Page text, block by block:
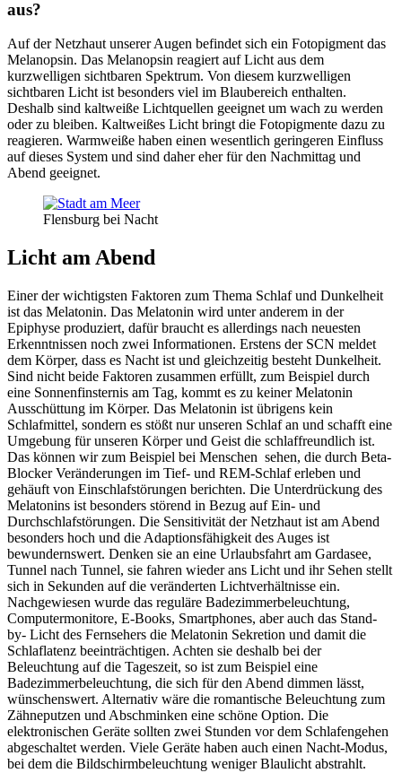
aus?
Auf der Netzhaut unserer Augen befindet sich ein Fotopigment das
Melanopsin. Das Melanopsin reagiert auf Licht aus dem
kurzwelligen sichtbaren Spektrum. Von diesem kurzwelligen
sichtbaren Licht ist besonders viel im Blaubereich enthalten.
Deshalb sind kaltweiße Lichtquellen geeignet um wach zu werden
oder zu bleiben. Kaltweißes Licht bringt die Fotopigmente dazu zu
reagieren. Warmweiße haben einen wesentlich geringeren Einfluss
auf dieses System und sind daher eher für den Nachmittag und
Abend geeignet.
Flensburg bei Nacht
Licht am Abend
Einer der wichtigsten Faktoren zum Thema Schlaf und Dunkelheit
ist das Melatonin. Das Melatonin wird unter anderem in der
Epiphyse produziert, dafür braucht es allerdings nach neuesten
Erkenntnissen noch zwei Informationen. Erstens der SCN meldet
dem Körper, dass es Nacht ist und gleichzeitig besteht Dunkelheit.
Sind nicht beide Faktoren zusammen erfüllt, zum Beispiel durch
eine Sonnenfinsternis am Tag, kommt es zu keiner Melatonin
Ausschüttung im Körper. Das Melatonin ist übrigens kein
Schlafmittel, sondern es stößt nur unseren Schlaf an und schafft eine
Umgebung für unseren Körper und Geist die schlaffreundlich ist.
Das können wir zum Beispiel bei Menschen sehen, die durch Beta-
Blocker Veränderungen im Tief- und REM-Schlaf erleben und
gehäuft von Einschlafstörungen berichten. Die Unterdrückung des
Melatonins ist besonders störend in Bezug auf Ein- und
Durchschlafstörungen. Die Sensitivität der Netzhaut ist am Abend
besonders hoch und die Adaptionsfähigkeit des Auges ist
bewundernswert. Denken sie an eine Urlaubsfahrt am Gardasee,
Tunnel nach Tunnel, sie fahren wieder ans Licht und ihr Sehen stellt
sich in Sekunden auf die veränderten Lichtverhältnisse ein.
Nachgewiesen wurde das reguläre Badezimmerbeleuchtung,
Computermonitore, E-Books, Smartphones, aber auch das Stand-
by- Licht des Fernsehers die Melatonin Sekretion und damit die
Schlaflatenz beeinträchtigen. Achten sie deshalb bei der
Beleuchtung auf die Tageszeit, so ist zum Beispiel eine
Badezimmerbeleuchtung, die sich für den Abend dimmen lässt,
wünschenswert. Alternativ wäre die romantische Beleuchtung zum
Zähneputzen und Abschminken eine schöne Option. Die
elektronischen Geräte sollten zwei Stunden vor dem Schlafengehen
abgeschaltet werden. Viele Geräte haben auch einen Nacht-Modus,
bei dem die Bildschirmbeleuchtung weniger Blaulicht abstrahlt.